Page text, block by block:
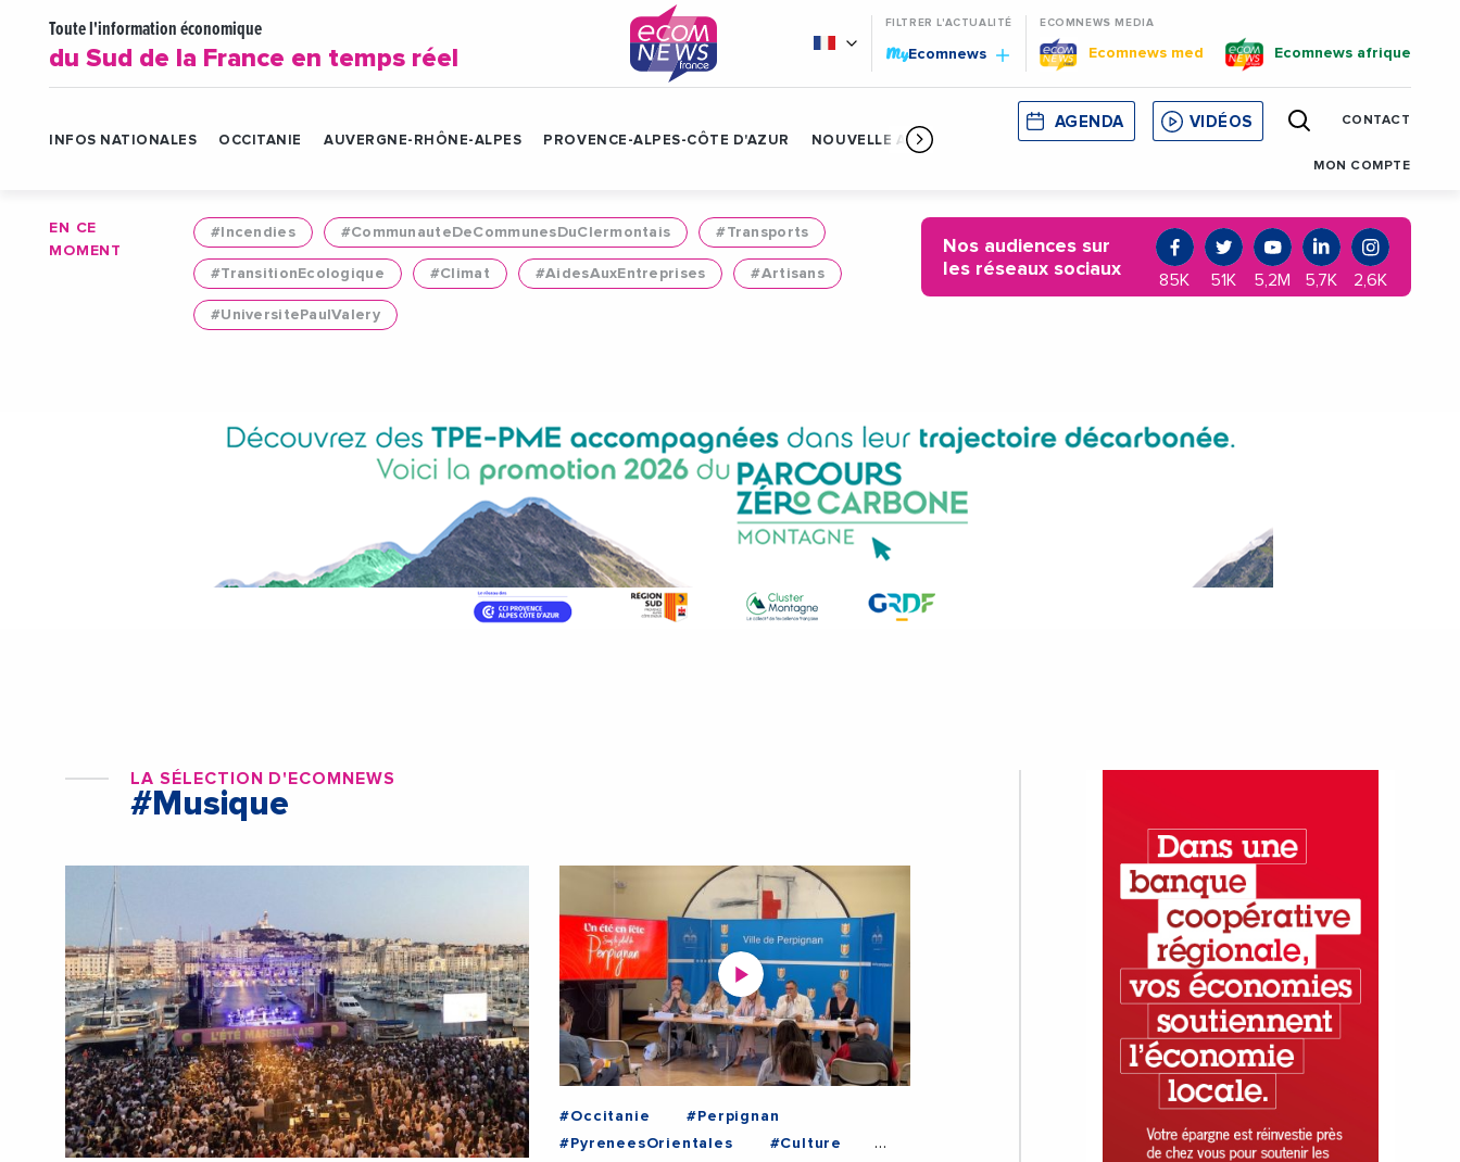
Toute l'information économique
du Sud de la France en temps réel
FILTRER L'ACTUALITÉ
MyEcomnews
ECOMNEWS MEDIA
Ecomnews med Ecomnews afrique
INFOS NATIONALES OCCITANIE AUVERGNE-RHÔNE-ALPES PROVENCE-ALPES-CÔTE D'AZUR NOUVELLE AQUITAINE CORSE MONACO CATALOGNE
AGENDA VIDÉOS CONTACT
MON COMPTE
EN CE
MOMENT
#Incendies #CommunauteDeCommunesDuClermontais #Transports
#TransitionEcologique #Climat #AidesAuxEntreprises #Artisans
#UniversitePaulValery
Nos audiences sur
les réseaux sociaux
85K 51K 5,2M 5,7K 2,6K
LA SÉLECTION D'ECOMNEWS
#Musique
#Occitanie
#Perpignan
#PyreneesOrientales
#Culture